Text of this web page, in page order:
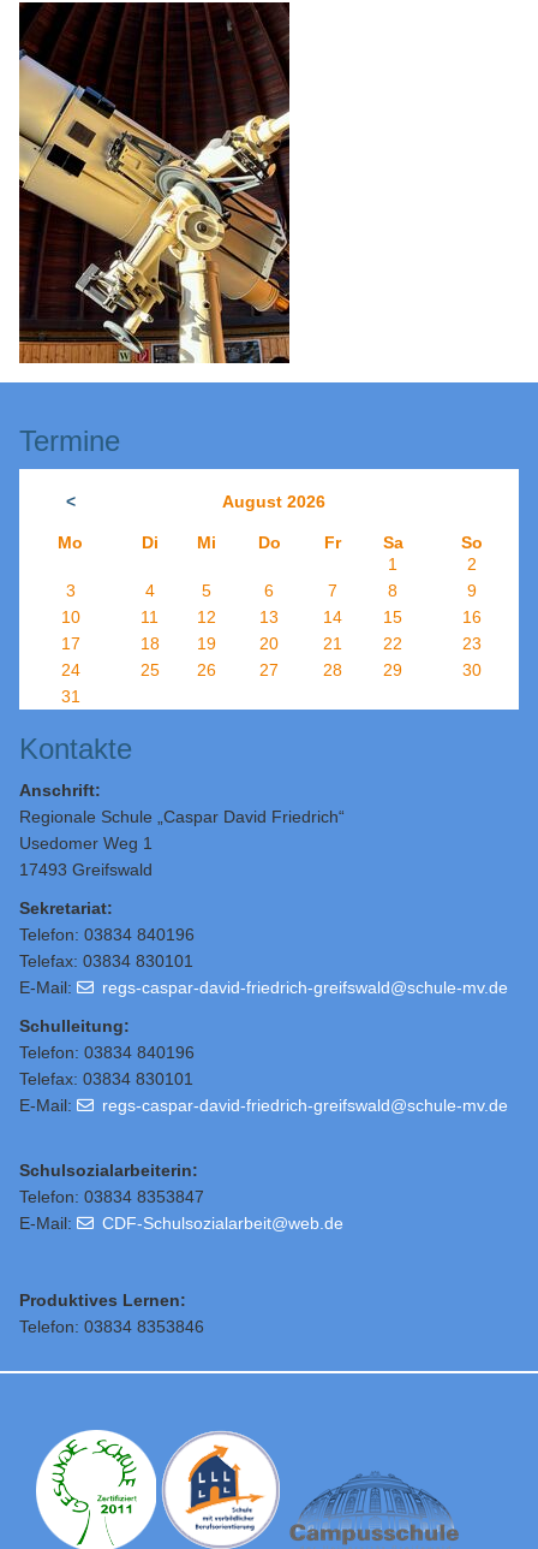
Termine
< August 2026
Mo Di Mi Do Fr Sa
So
1
2
3
4 5 6 7 8
9
10
11 12 13 14 15
16
17
18 19 20 21 22
23
24
25 26 27 28 29
30
31
Kontakte
Anschrift:
Regionale Schule „Caspar David Friedrich“
Usedomer Weg 1
17493 Greifswald
Sekretariat:
Telefon: 03834 840196
Telefax: 03834 830101
E-Mail:
regs-caspar-david-friedrich-greifswald@schule-mv.de
Schulleitung:
Telefon: 03834 840196
Telefax: 03834 830101
E-Mail:
regs-caspar-david-friedrich-greifswald@schule-mv.de
Schulsozialarbeiterin:
Telefon: 03834 8353847
E-Mail:
CDF-Schulsozialarbeit@web.de
Produktives Lernen:
Telefon: 03834 8353846